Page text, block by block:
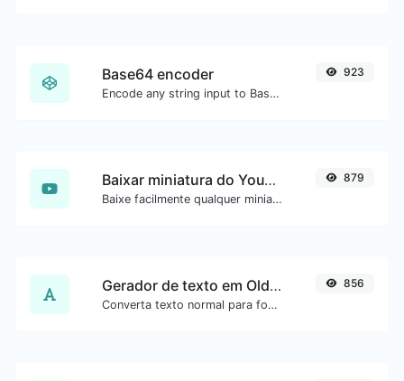
Base64 encoder
Encode any string input to Base64.
923
Baixar miniatura do YouTube
Baixe facilmente qualquer miniatura de vídeo do YouTube em todos os tamanhos disponíveis.
879
Gerador de texto em Old English
Converta texto normal para fonte Old English.
856